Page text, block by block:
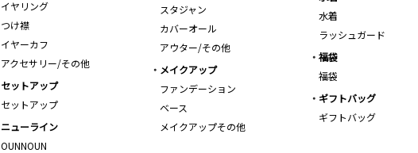
スタジャン
カバーオール
アウター/その他
イヤリング
つけ襟
イヤーカフ
アクセサリー/その他
水着
ラッシュガード
福袋
福袋
メイクアップ
ファンデーション
ベース
メイクアップその他
セットアップ
セットアップ
ギフトバッグ
ギフトバッグ
ニューライン
OUNNOUN